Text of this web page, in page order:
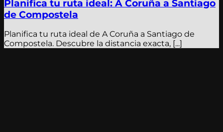
Planifica tu ruta ideal: A Coruña a Santiago
de Compostela
Planifica tu ruta ideal de A Coruña a Santiago de
Compostela. Descubre la distancia exacta, [...]